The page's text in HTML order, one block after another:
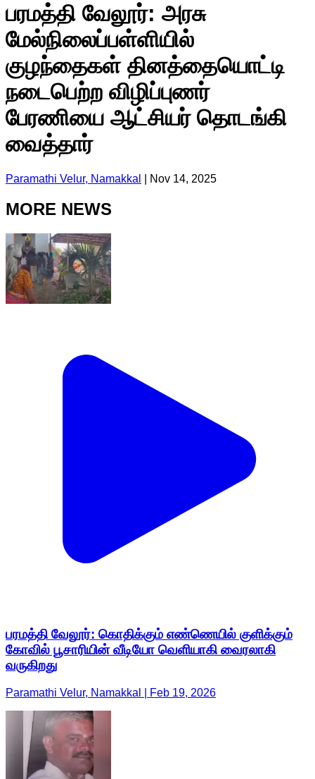
பரமத்தி வேலூர்: அரசு
மேல்நிலைப்பள்ளியில்
குழந்தைகள் தினத்தையொட்டி
நடைபெற்ற விழிப்புணர்
பேரணியை ஆட்சியர் தொடங்கி
வைத்தார்
Paramathi Velur, Namakkal Nov 14, 2025
MORE NEWS
பரமத்தி வேலூர்: கொதிக்கும் எண்ணெயில் குளிக்கும்
கோவில் பூசாரியின் வீடியோ வெளியாகி வைரலாகி
வருகிறது
Paramathi Velur, Namakkal | Feb 19, 2026